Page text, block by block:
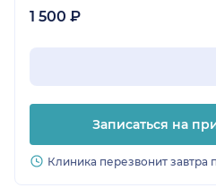
1 500 ₽
Записаться на
Клиника перезвонит завтра